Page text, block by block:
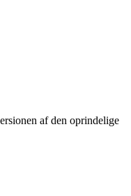
af den oprindelige